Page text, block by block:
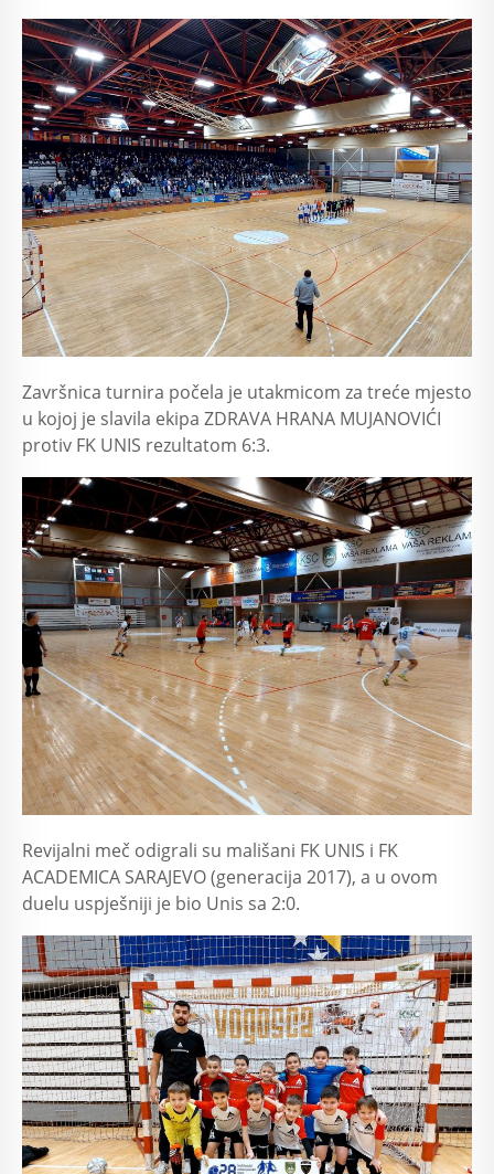
Završnica turnira počela je utakmicom za treće mjesto
u kojoj je slavila ekipa ZDRAVA HRANA MUJANOVIĆI
protiv FK UNIS rezultatom 6:3.
Revijalni meč odigrali su mališani FK UNIS i FK
ACADEMICA SARAJEVO (generacija 2017), a u ovom
duelu uspješniji je bio Unis sa 2:0.